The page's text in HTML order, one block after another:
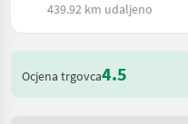
439.92 km udaljeno
Ocjena trgovca4.5